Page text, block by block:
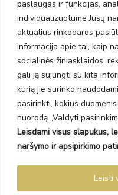
paslaugas ir funkcijas,
individualizuotume Jūsų
aktualius rinkodaros
informacija apie tai, kaip
socialinės žiniasklaidos,
gali ją sujungti su kita
kurią jie surinko
pasirinkti, kokius
nuorodą „Valdyti
Leisdami visus slapukus,
naršymo ir apsipirkimo
Leisti
PC Banginis, Klaipėda
NAUJIENLAIŠKIS
Prenumeruokite ir gaukite
leidimo kolekcijas.
Prenumeruodami sutinkate su